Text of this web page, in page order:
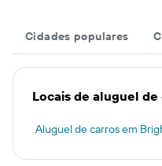
Cidades populares
Locais de aluguel
Aluguel de carros em